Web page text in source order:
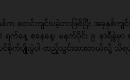
တင်ကျင်းပခဲ့တာဖြစ်ပြီး အခုနှစ်ကျင်
က်နေ့ စနေနေ့၊ မနက်ပိုင်း ၉ နာရီခွဲမှ
စ်ပင်စိုက်ပျိုးပွဲပါ ထည့်သွင်းထားတယ်လို့ သိရ